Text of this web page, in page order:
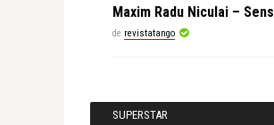
Maxim Radu Niculai – Sens
de revistatango
SUPERSTAR